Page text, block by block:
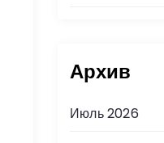
Архив
Июль 2026